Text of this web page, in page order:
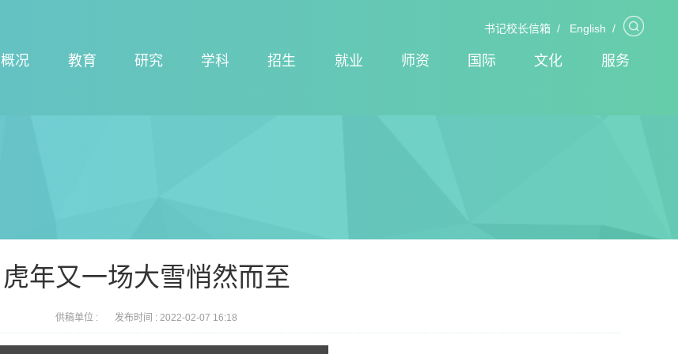
书记校长信箱 / English /
概况 教育 研究 学科 招生 就业 师资 国际 文化 服务
​虎年又一场大雪悄然而至
供稿单位 : 发布时间 : 2022-02-07 16:18